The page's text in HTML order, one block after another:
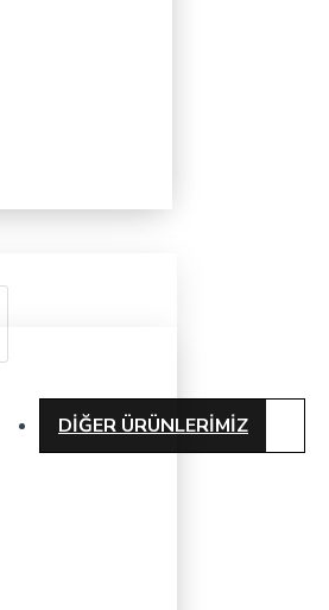
DIĞER ÜRÜNLERIMIZ